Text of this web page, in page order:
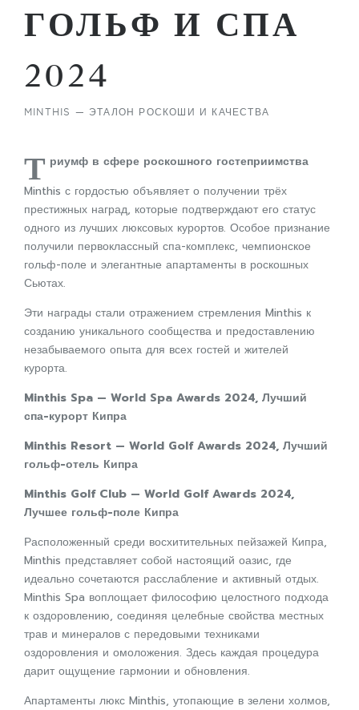
ГОЛЬФ И СПА
2024
MINTHIS — ЭТАЛОН РОСКОШИ И КАЧЕСТВА
Т риумф в сфере роскошного гостеприимства
Minthis с гордостью объявляет о получении трёх
престижных наград, которые подтверждают его статус
одного из лучших люксовых курортов. Особое признание
получили первоклассный спа-комплекс, чемпионское
гольф-поле и элегантные апартаменты в роскошных
Сьютах.
Эти награды стали отражением стремления Minthis к
созданию уникального сообщества и предоставлению
незабываемого опыта для всех гостей и жителей
курорта.
Minthis Spa — World Spa Awards 2024, Лучший
спа-курорт Кипра
Minthis Resort — World Golf Awards 2024, Лучший
гольф-отель Кипра
Minthis Golf Club — World Golf Awards 2024,
Лучшее гольф-поле Кипра
Расположенный среди восхитительных пейзажей Кипра,
Minthis представляет собой настоящий оазис, где
идеально сочетаются расслабление и активный отдых.
Minthis Spa воплощает философию целостного подхода
к оздоровлению, соединяя целебные свойства местных
трав и минералов с передовыми техниками
оздоровления и омоложения. Здесь каждая процедура
дарит ощущение гармонии и обновления.
Апартаменты люкс Minthis, утопающие в зелени холмов,